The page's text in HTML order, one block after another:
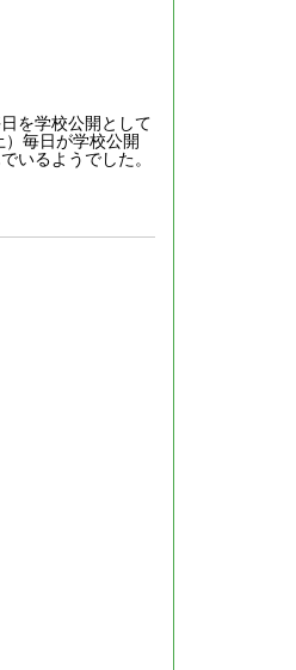
を学校公開として
毎日が学校公開
いるようでした。